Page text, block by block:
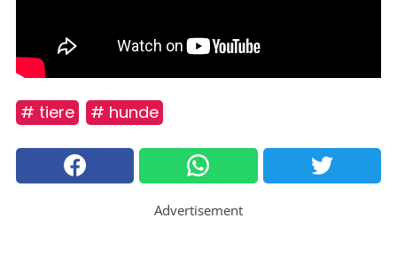
# tiere # hunde
Advertisement